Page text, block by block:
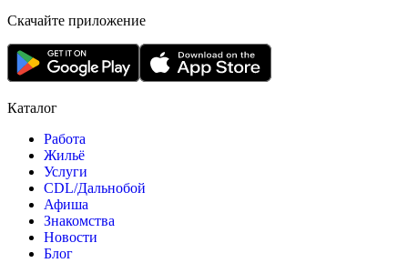
Скачайте приложение
Каталог
Работа
Жильё
Услуги
CDL/Дальнобой
Афиша
Знакомства
Новости
Блог